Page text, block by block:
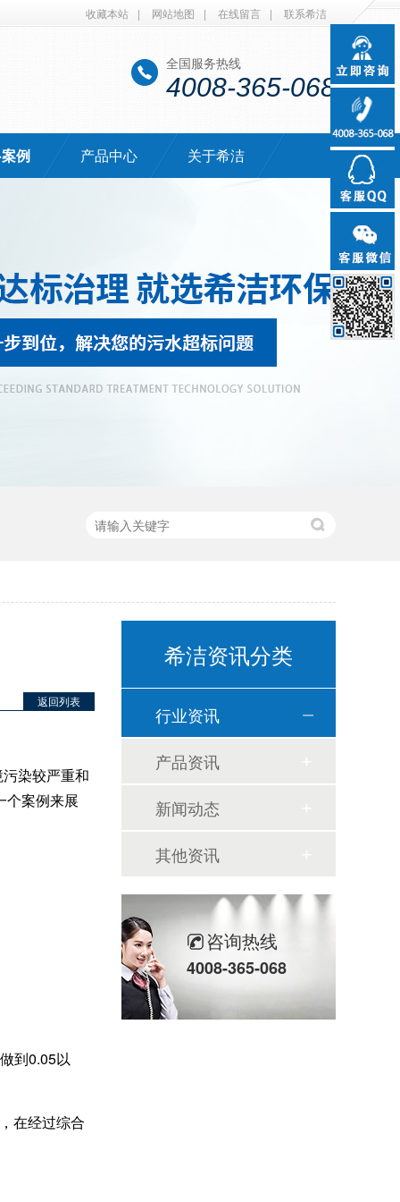
收藏本站 | 网站地图 | 在线留言 | 联系希洁
全国服务热线
4008-365-068
例 产品中心 关于希洁
返回列表
染较严重和
个案例来展
到0.05以
在经过综合
希洁资讯分类
行业资讯
产品资讯
新闻动态
其他资讯
咨询热线
4008-365-068